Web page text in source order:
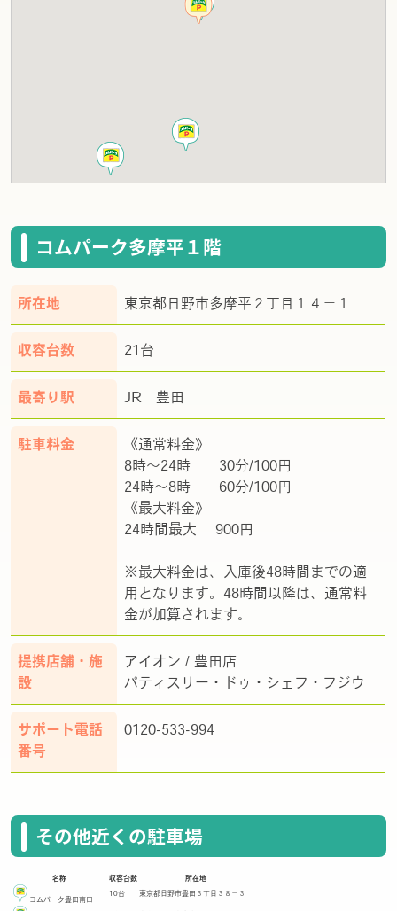
コムパーク多摩平１階
所在地 東京都日野市多摩平２丁目１４－１
収容台数 21台
最寄り駅 JR 豊田
駐車料金
《通常料金》
8時～24時 30分/100円
24時～8時 60分/100円
《最大料金》
24時間最大 900円
※最大料金は、入庫後48時間までの適
用となります。48時間以降は、通常料
金が加算されます。
提携店舗・施
設
アイオン / 豊田店
パティスリー・ドゥ・シェフ・フジウ
サポート電話
番号
0120-533-994
その他近くの駐車場
名称 収容台数 所在地
コムパーク豊田南口
10台 東京都日野市豊田３丁目３８－３